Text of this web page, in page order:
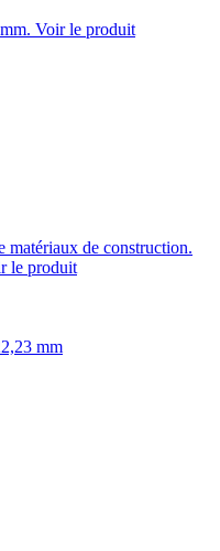
Voir le produit
matériaux de construction.
le produit
mm